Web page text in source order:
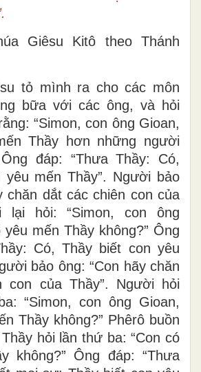
Giêsu Kitô theo Thánh
tỏ mình ra cho các môn
bữa với các ông, và hỏi
“Simon, con ông Gioan,
Thầy hơn những người
đáp: “Thưa Thầy: Có,
yêu mến Thầy”. Người bảo
chăn dắt các chiên con của
lại hỏi: “Simon, con ông
mến Thầy không?” Ông
Có, Thầy biết con yêu
bảo ông: “Con hãy chăn
con của Thầy”. Người hỏi
“Simon, con ông Gioan,
Thầy không?” Phêrô buồn
hỏi lần thứ ba: “Con có
không?” Ông đáp: “Thưa